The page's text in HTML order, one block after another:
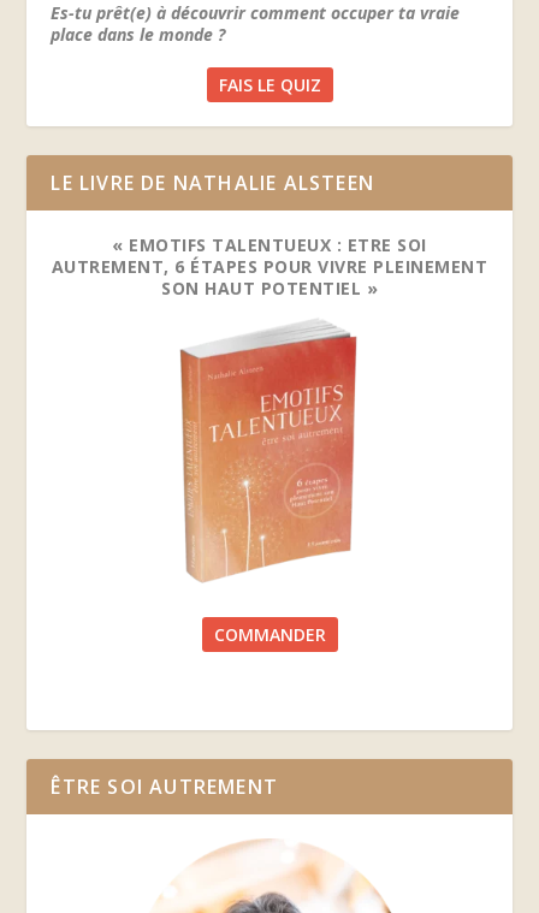
Es-tu prêt(e) à découvrir comment occuper ta vraie
place dans le monde ?
FAIS LE QUIZ
LE LIVRE DE NATHALIE ALSTEEN
« EMOTIFS TALENTUEUX : ETRE SOI
AUTREMENT, 6 ÉTAPES POUR VIVRE PLEINEMENT
SON HAUT POTENTIEL »
COMMANDER
ÊTRE SOI AUTREMENT